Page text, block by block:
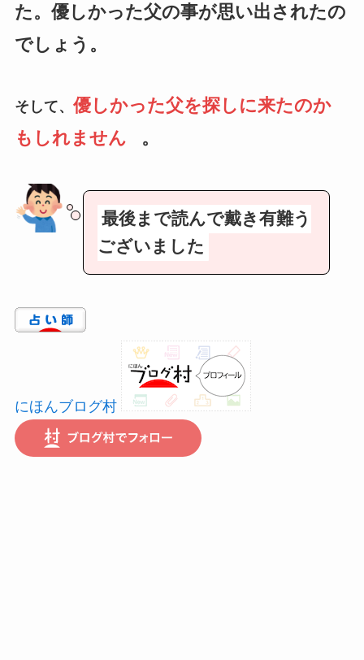
た。優しかった父の事が思い出されたの
でしょう。
そして、 優しかった父を探しに来たのか
もしれません
。
最後まで読んで戴き有難う
ございました
にほんブログ村